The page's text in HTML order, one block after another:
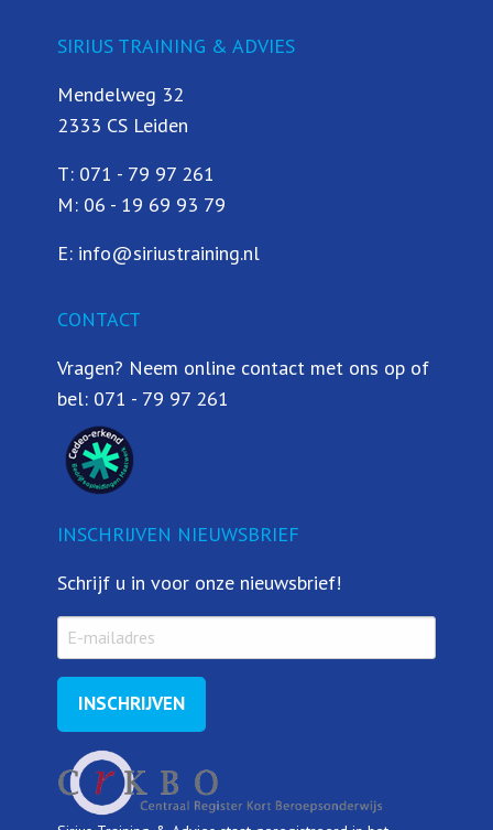
SIRIUS TRAINING & ADVIES
Mendelweg 32
2333 CS Leiden
T: 071 - 79 97 261
M: 06 - 19 69 93 79
E: info@siriustraining.nl
CONTACT
Vragen? Neem online contact met ons op of
bel: 071 - 79 97 261
INSCHRIJVEN NIEUWSBRIEF
Schrijf u in voor onze nieuwsbrief!